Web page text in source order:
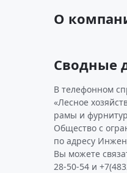
О
Сводные
В телефонном
«Лесное
рамы и
Общество с
по адресу
Вы можете
28-50-54 и